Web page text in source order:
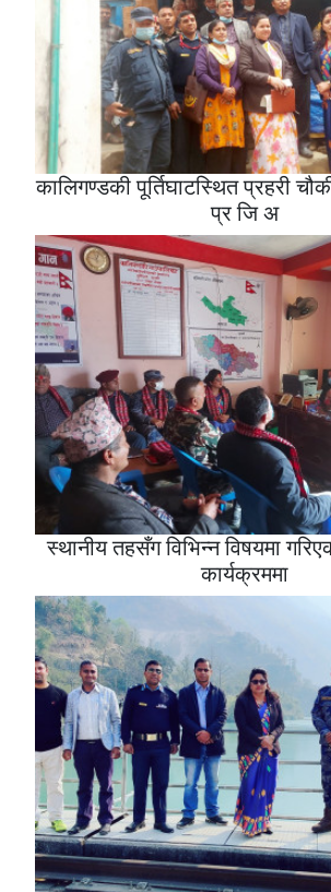
कालिगण्डकी पूर्तिघाटस्थित प्रहरी
प्र जि अ
स्थानीय तहसँग विभिन्न विषयमा
कार्यक्रममा